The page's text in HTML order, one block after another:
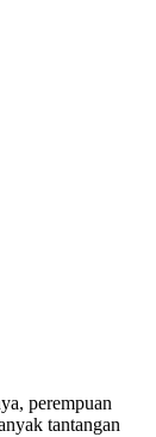
perempuan
tantangan